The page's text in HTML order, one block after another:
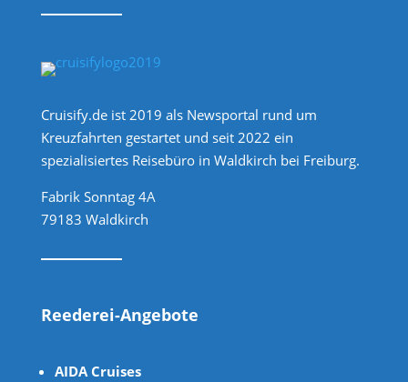
Cruisify.de ist 2019 als Newsportal rund um
Kreuzfahrten gestartet und seit 2022 ein
spezialisiertes Reisebüro in Waldkirch bei Freiburg.
Fabrik Sonntag 4A
79183 Waldkirch
Reederei-Angebote
AIDA Cruises